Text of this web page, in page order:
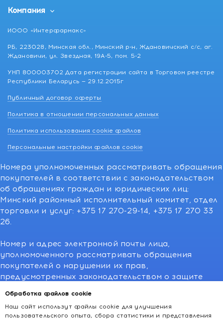
Обработка файлов cookie
Наш сайт использут файлы cookie для улучшения
пользовательского опыта, сбора статистики и представления
Компания
ИООО «Интерфармакс»
РБ, 223028, Минская обл., Минский р-н, Ждановичский с/с, аг.
Ждановичи, ул. Звездная, 19А-5, пом. 5-2
УНП 800003702 Дата регистрации сайта в Торговом реестре
Республики Беларусь — 29.12.2015г
Публичный договор оферты
Политика в отношении персональных данных
Политика использования cookie файлов
Персональные настройки файлов cookie
Номера уполномоченных рассматривать обращения
покупателей в соответствии с законодательством
об обращениях граждан и юридических лиц:
Минский районный исполнительный комитет, отдел
торговли и услуг: +375 17 270-29-14, +375 17 270 33
26.
Номер и адрес электронной почты лица,
уполномоченного рассматривать обращения
покупателей о нарушении их прав,
предусмотренных законодательством о защите
операторов), info@kakvapteke.by